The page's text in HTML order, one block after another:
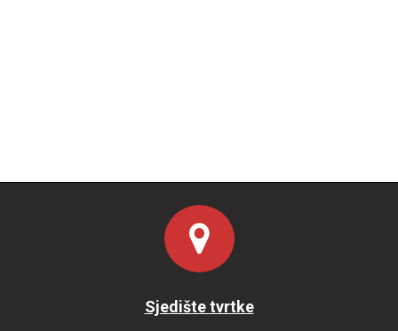
Sjedište tvrtke